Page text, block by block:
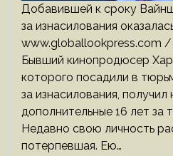
Добавившей к сроку
за изнасилования
www.globallookpress.com /
Бывший кинопродюсер
которого посадили в
за изнасилования, получил
дополнительные 16 лет за
Недавно свою личность
потерпевшая. Ею…